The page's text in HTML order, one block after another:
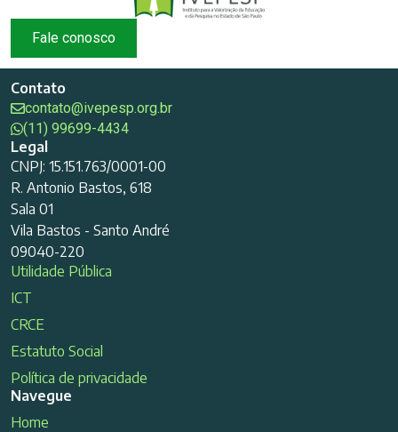
Fale conosco
Contato
contato@ivepesp.org.br
(11) 99699-4434
Legal
CNPJ: 15.151.763/0001-00
R. Antonio Bastos, 618
Sala 01
Vila Bastos - Santo André
09040-220
Utilidade Pública
ICT
CRCE
Estatuto Social
Política de privacidade
Navegue
Home